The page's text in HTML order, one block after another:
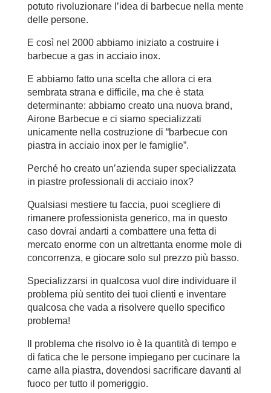
potuto rivoluzionare l’idea di barbecue nella mente
delle persone.
E così nel 2000 abbiamo iniziato a costruire i
barbecue a gas in acciaio inox.
E abbiamo fatto una scelta che allora ci era
sembrata strana e difficile, ma che è stata
determinante: abbiamo creato una nuova brand,
Airone Barbecue e ci siamo specializzati
unicamente nella costruzione di “barbecue con
piastra in acciaio inox per le famiglie”.
Perché ho creato un’azienda super specializzata
in piastre professionali di acciaio inox?
Qualsiasi mestiere tu faccia, puoi scegliere di
rimanere professionista generico, ma in questo
caso dovrai andarti a combattere una fetta di
mercato enorme con un altrettanta enorme mole di
concorrenza, e giocare solo sul prezzo più basso.
Specializzarsi in qualcosa vuol dire individuare il
problema più sentito dei tuoi clienti e inventare
qualcosa che vada a risolvere quello specifico
problema!
Il problema che risolvo io è la quantità di tempo e
di fatica che le persone impiegano per cucinare la
carne alla piastra, dovendosi sacrificare davanti al
fuoco per tutto il pomeriggio.